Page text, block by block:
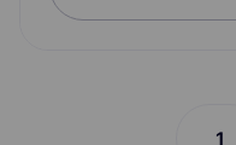
1